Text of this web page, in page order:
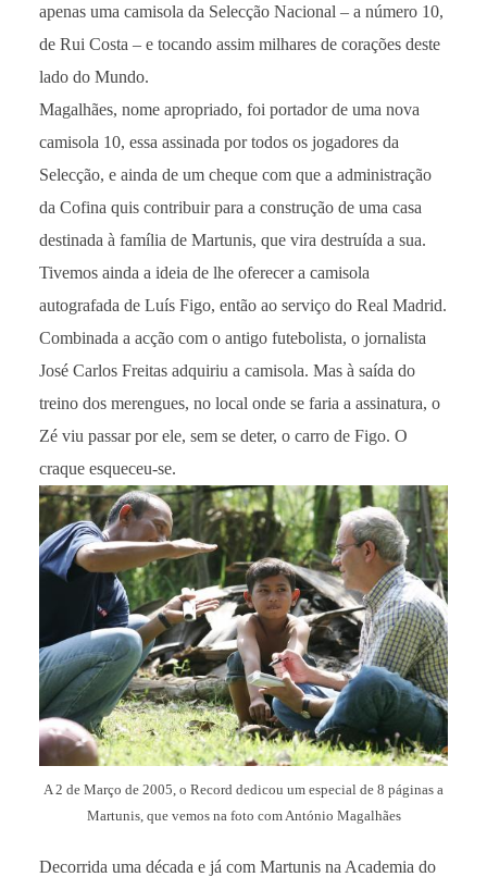
apenas uma camisola da Selecção Nacional – a número 10,
de Rui Costa – e tocando assim milhares de corações deste
lado do Mundo.
Magalhães, nome apropriado, foi portador de uma nova
camisola 10, essa assinada por todos os jogadores da
Selecção, e ainda de um cheque com que a administração
da Cofina quis contribuir para a construção de uma casa
destinada à família de Martunis, que vira destruída a sua.
Tivemos ainda a ideia de lhe oferecer a camisola
autografada de Luís Figo, então ao serviço do Real Madrid.
Combinada a acção com o antigo futebolista, o jornalista
José Carlos Freitas adquiriu a camisola. Mas à saída do
treino dos merengues, no local onde se faria a assinatura, o
Zé viu passar por ele, sem se deter, o carro de Figo. O
craque esqueceu-se.
A 2 de Março de 2005, o Record dedicou um especial de 8 páginas a
Martunis, que vemos na foto com António Magalhães
Decorrida uma década e já com Martunis na Academia do